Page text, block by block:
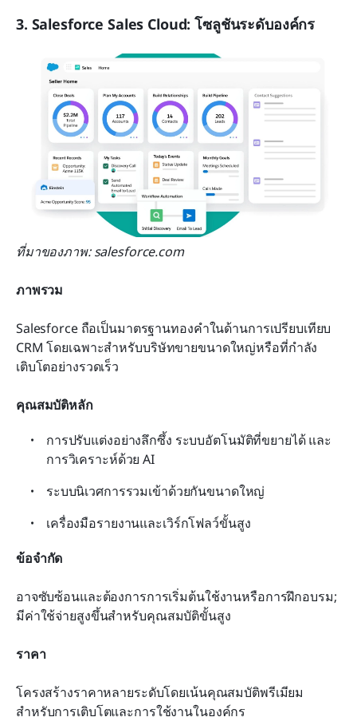
3. Salesforce Sales Cloud: โซลูชันระดับองค์กร
ที่มาของภาพ: salesforce.com
ภาพรวม
Salesforce ถือเป็นมาตรฐานทองคำในด้านการเปรียบเทียบ
CRM โดยเฉพาะสำหรับบริษัทขายขนาดใหญ่หรือที่กำลัง
เติบโตอย่างรวดเร็ว
คุณสมบัติหลัก
การปรับแต่งอย่างลึกซึ้ง ระบบอัตโนมัติที่ขยายได้ และ
การวิเคราะห์ด้วย AI
ระบบนิเวศการรวมเข้าด้วยกันขนาดใหญ่
เครื่องมือรายงานและเวิร์กโฟลว์ขั้นสูง
ข้อจำกัด
อาจซับซ้อนและต้องการการเริ่มต้นใช้งานหรือการฝึกอบรม;
มีค่าใช้จ่ายสูงขึ้นสำหรับคุณสมบัติขั้นสูง
ราคา
โครงสร้างราคาหลายระดับโดยเน้นคุณสมบัติพรีเมียม
สำหรับการเติบโตและการใช้งานในองค์กร